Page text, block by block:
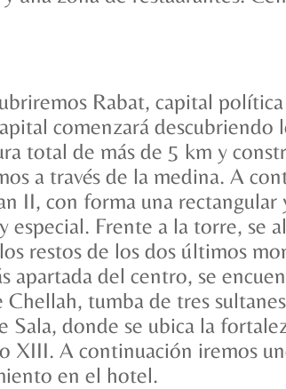
Rabat, capital
comenzará descubriendo
total de más de 5 km y
a través de la medina. A
II, con forma una rectangular
Frente a la torre, se
restos de los dos últimos
apartada del centro, se
tumba de tres
Sala, donde se ubica la
XIII. A continuación iremos
en el hotel.